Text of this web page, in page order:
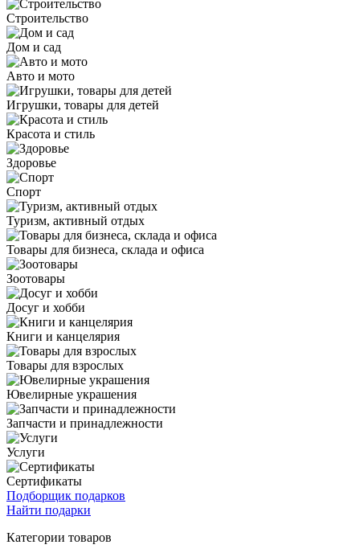
Строительство
Дом и сад
Авто и мото
Игрушки, товары для детей
Красота и стиль
Здоровье
Спорт
Туризм, активный отдых
Товары для бизнеса, склада и офиса
Зоотовары
Досуг и хобби
Книги и канцелярия
Товары для взрослых
Ювелирные украшения
Запчасти и принадлежности
Услуги
Сертификаты
Подборщик подарков
Найти подарки
Категории товаров